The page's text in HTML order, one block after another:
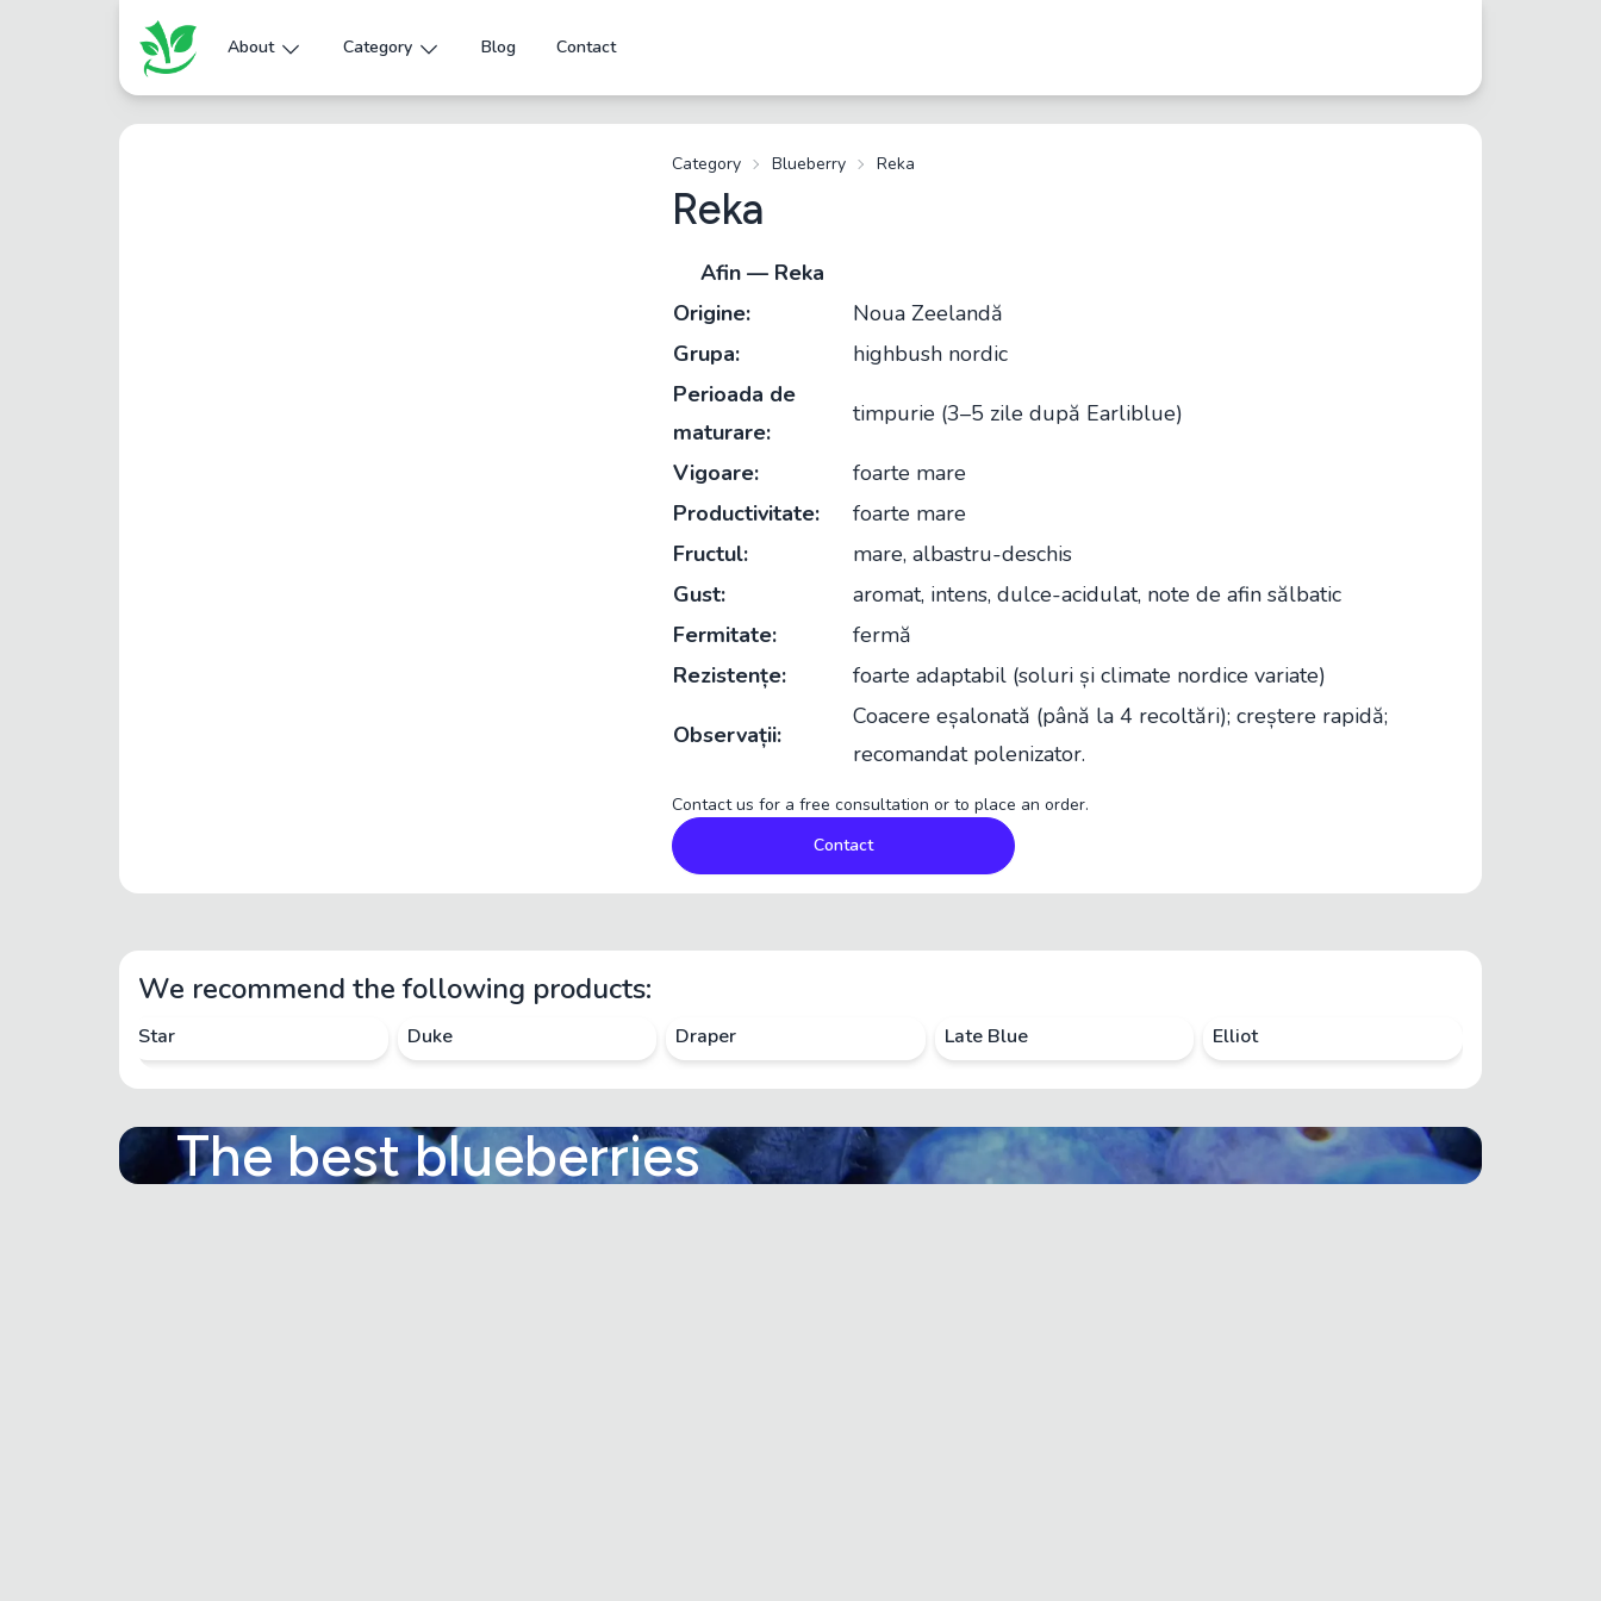
About Category Blog Contact
Category Blueberry Reka
Reka
Afin — Reka
Origine:
Noua Zeelandă
Grupa:
highbush nordic
Perioada de
maturare:
timpurie (3–5 zile după Earliblue)
Vigoare:
foarte mare
Productivitate:
foarte mare
Fructul:
mare, albastru-deschis
Gust:
aromat, intens, dulce-acidulat, note de afin sălbatic
Fermitate:
fermă
Rezistențe:
foarte adaptabil (soluri și climate nordice variate)
Observații:
Coacere eșalonată (până la 4 recoltări); creștere rapidă;
recomandat polenizator.
Contact us for a free consultation or to place an order.
Contact
We recommend the following products:
Star Duke Draper Late Blue Elliot
The best blueberries